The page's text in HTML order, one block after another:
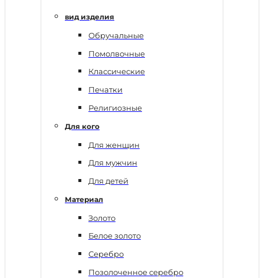
вид изделия
Обручальные
Помолвочные
Классические
Печатки
Религиозные
Для кого
Для женщин
Для мужчин
Для детей
Материал
Золото
Белое золото
Серебро
Позолоченное серебро